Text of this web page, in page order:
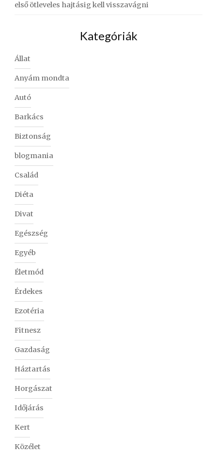
első ötleveles hajtásig kell visszavágni
Kategóriák
Állat
Anyám mondta
Autó
Barkács
Biztonság
blogmania
Család
Diéta
Divat
Egészség
Egyéb
Életmód
Érdekes
Ezotéria
Fitnesz
Gazdaság
Háztartás
Horgászat
Időjárás
Kert
Közélet